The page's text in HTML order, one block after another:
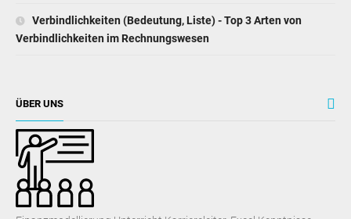
Verbindlichkeiten (Bedeutung, Liste) - Top 3 Arten von
Verbindlichkeiten im Rechnungswesen
ÜBER UNS